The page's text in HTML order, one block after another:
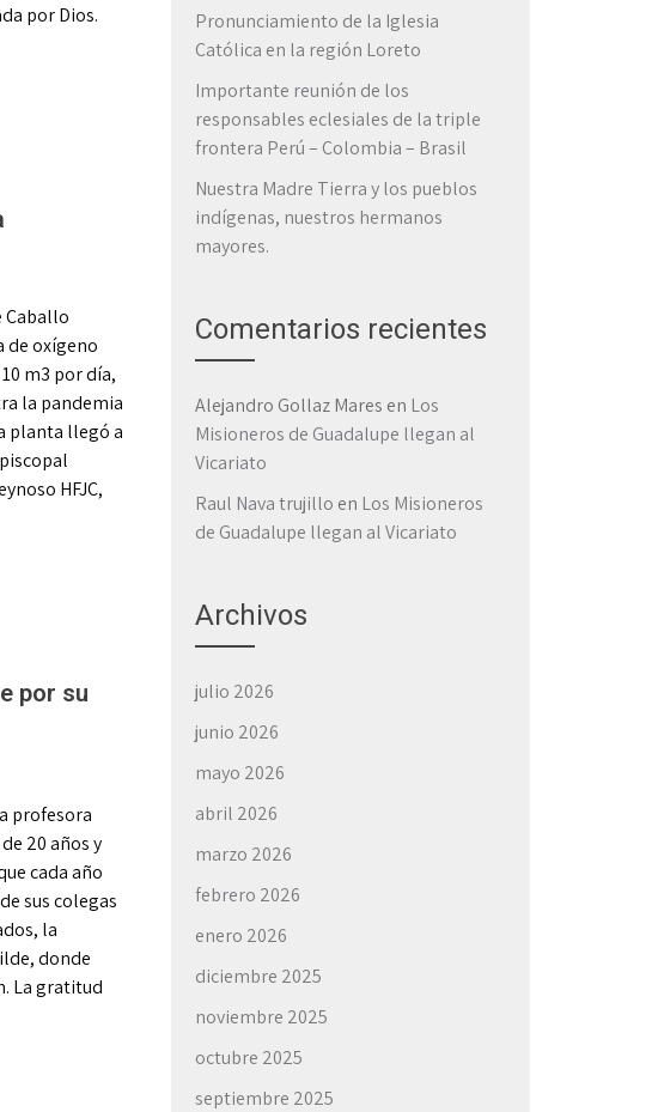
por Dios.
Caballo
de oxígeno
m3 por día,
la pandemia
planta llegó a
HFJC,
por su
profesora
20 años y
cada año
sus colegas
la
donde
La gratitud
Pronunciamiento de la Iglesia
Católica en la región Loreto
Importante reunión de los
responsables eclesiales de la triple
frontera Perú – Colombia – Brasil
Nuestra Madre Tierra y los pueblos
indígenas, nuestros hermanos
mayores.
Comentarios recientes
Alejandro Gollaz Mares en Los
Misioneros de Guadalupe llegan al
Vicariato
Raul Nava trujillo en Los Misioneros
de Guadalupe llegan al Vicariato
Archivos
julio 2026
junio 2026
mayo 2026
abril 2026
marzo 2026
febrero 2026
enero 2026
diciembre 2025
noviembre 2025
octubre 2025
septiembre 2025